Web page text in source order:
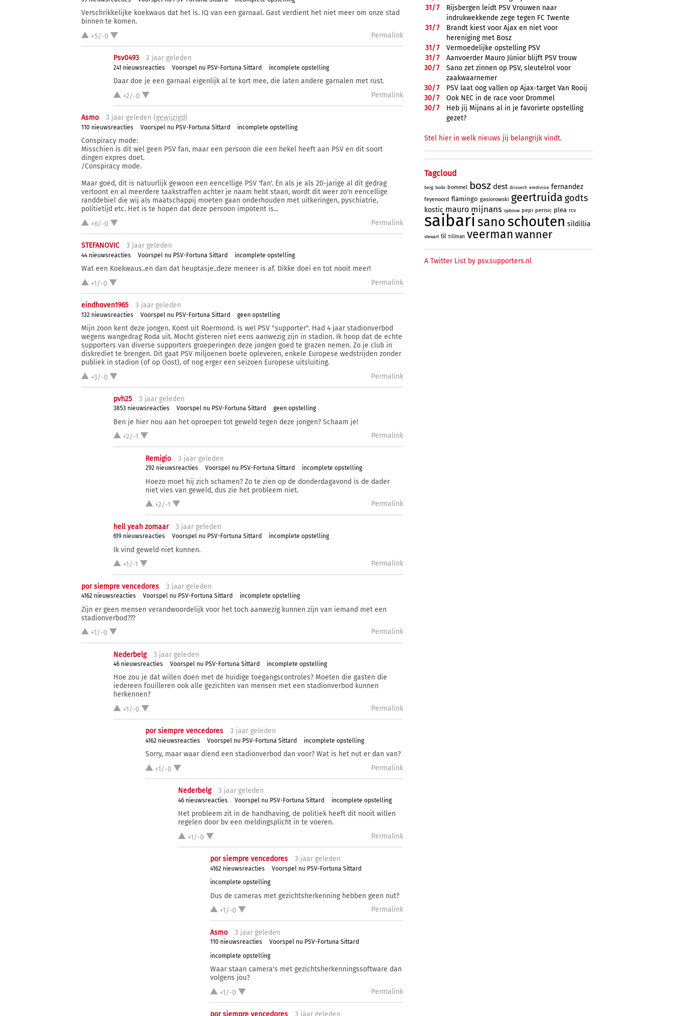
Verschrikkelijke koekwaus dat het is. IQ van een garnaal. Gast verdient het niet meer om onze stad
binnen te komen.
+5/-0
Permalink
Psv0493 3 jaar geleden
241 nieuwsreacties Voorspel nu PSV-Fortuna Sittard incomplete opstelling
Daar doe je een garnaal eigenlijk al te kort mee, die laten andere garnalen met rust.
+2/-0
Permalink
Asmo 3 jaar geleden (gewijzigd)
110 nieuwsreacties Voorspel nu PSV-Fortuna Sittard incomplete opstelling
Conspiracy mode:
Misschien is dit wel geen PSV fan, maar een persoon die een hekel heeft aan PSV en dit soort
dingen expres doet.
/Conspiracy mode.
Maar goed, dit is natuurlijk gewoon een eencellige PSV 'fan'. En als je als 20-jarige al dit gedrag
vertoont en al meerdere taakstraffen achter je naam hebt staan, wordt dit weer zo'n eencellige
randdebiel die wij als maatschappij moeten gaan onderhouden met uitkeringen, pyschiatrie,
politietijd etc. Het is te hopen dat deze persoon impotent is...
+6/-0
Permalink
STEFANOVIC 3 jaar geleden
44 nieuwsreacties Voorspel nu PSV-Fortuna Sittard incomplete opstelling
Wat een Koekwaus..en dan dat heuptasje..deze meneer is af. Dikke doei en tot nooit meer!
+1/-0
Permalink
eindhoven1965 3 jaar geleden
132 nieuwsreacties Voorspel nu PSV-Fortuna Sittard geen opstelling
Mijn zoon kent deze jongen. Komt uit Roermond. Is wel PSV "supporter". Had 4 jaar stadionverbod
wegens wangedrag Roda uit. Mocht gisteren niet eens aanwezig zijn in stadion. Ik hoop dat de echte
supporters van diverse supporters groeperingen deze jongen goed te grazen nemen. Zo je club in
diskrediet te brengen. Dit gaat PSV miljoenen boete opleveren, enkele Europese wedstrijden zonder
publiek in stadion (of op Oost), of nog erger een seizoen Europese uitsluiting.
+3/-0
Permalink
pvh25 3 jaar geleden
3853 nieuwsreacties Voorspel nu PSV-Fortuna Sittard geen opstelling
Ben je hier nou aan het oproepen tot geweld tegen deze jongen? Schaam je!
+2/-1
Permalink
Remigio 3 jaar geleden
292 nieuwsreacties Voorspel nu PSV-Fortuna Sittard incomplete opstelling
Hoezo moet hij zich schamen? Zo te zien op de donderdagavond is de dader
niet vies van geweld, dus zie het probleem niet.
+2/-1
Permalink
hell yeah zomaar 3 jaar geleden
619 nieuwsreacties Voorspel nu PSV-Fortuna Sittard incomplete opstelling
Ik vind geweld niet kunnen.
+1/-1
Permalink
por siempre vencedores 3 jaar geleden
4162 nieuwsreacties Voorspel nu PSV-Fortuna Sittard incomplete opstelling
Zijn er geen mensen verandwoordelijk voor het toch aanwezig kunnen zijn van iemand met een
stadionverbod???
+1/-0
Permalink
Nederbelg 3 jaar geleden
46 nieuwsreacties Voorspel nu PSV-Fortuna Sittard incomplete opstelling
Hoe zou je dat willen doen met de huidige toegangscontroles? Moeten die gasten die
iedereen fouilleren ook alle gezichten van mensen met een stadionverbod kunnen
herkennen?
+1/-0
Permalink
por siempre vencedores 3 jaar geleden
4162 nieuwsreacties Voorspel nu PSV-Fortuna Sittard incomplete opstelling
Sorry, maar waar diend een stadionverbod dan voor? Wat is het nut er dan van?
+1/-0
Permalink
Nederbelg 3 jaargeleden
46 nieuwsreacties Voorspel nu PSV-Fortuna Sittard incomplete opstelling
Het probleem zit in de handhaving, de politiek heeft dit nooit willen
regelen door bv een meldingsplicht in te voeren.
+1/-0
Permalink
por siempre vencedores 3 jaargeleden
4162 nieuwsreacties
Voorspel nu PSV-Fortuna Sittard
incomplete opstelling
Dus de cameras met gezichtsherkenning hebben geen nut?
+1/-0
Permalink
Asmo 3 jaargeleden
110 nieuwsreacties
Voorspel nu PSV-Fortuna Sittard
incomplete opstelling
Waar staan camera's met gezichtsherkenningssoftware dan
volgens jou?
+1/-0
Permalink
por siempre vencedores 3 jaargeleden
31/7
Rijsbergen leidt PSV Vrouwen naar
indrukwekkende zege tegen FC Twente
31/7
Brandt kiest voor Ajax en niet voor
hereniging met Bosz
31/7
Vermoedelijke opstelling PSV
31/7
Aanvoerder Mauro Júnior blijft PSV trouw
30/7
Sano zet zinnen op PSV, sleutelrol voor
zaakwaarnemer
30/7
PSV laat oog vallen op Ajax-target Van Rooij
30/7
Ook NEC in de race voor Drommel
30/7
Heb jij Mijnans al in je favoriete opstelling
gezet?
Stel hier in welk nieuws jij belangrijk vindt.
Tagcloud
berg bodo bommel bosz dest driouech eredivisie fernandez
feyenoord flamingo gasiorowski geertruida godts
kostic mauro mijnans opbouw pepi perisic plea rcv
saibari sano schouten sildillia
stewart til tillman veermanwanner
A Twitter List by psv.supporters.nl